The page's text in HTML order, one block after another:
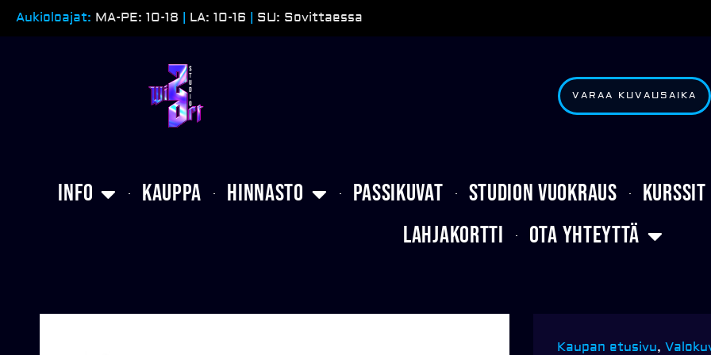
Siirry
Aukioloajat: MA-PE: 10-18 LA: 10-16 SU: Sovittaessa
VARAA KUVAUSAIKA
Info Kauppa Hinnasto Passikuvat Studion vuokraus Kurssit
Lahjakortti
Ota yhteyttä
Kaupan etusivu,